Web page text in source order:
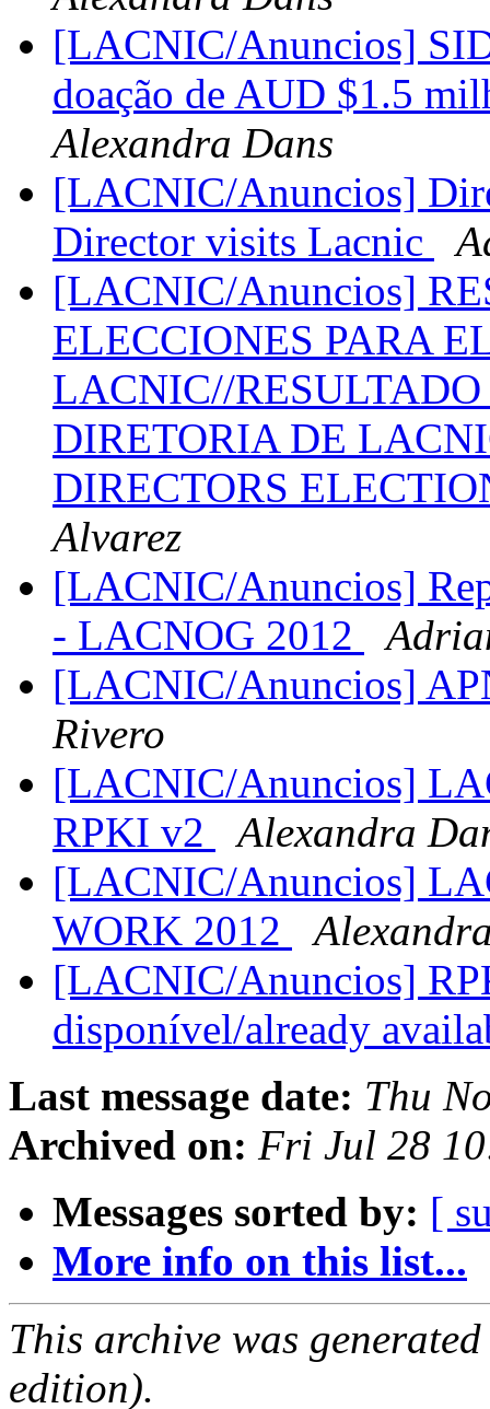
[LACNIC/Anuncios]
doação de AUD $1.5
Alexandra Dans
[LACNIC/Anuncios]
Director visits Lacnic
[LACNIC/Anuncios]
ELECCIONES PARA
LACNIC//
DIRETORIA DE
DIRECTORS
Alvarez
[LACNIC/Anuncios]
- LACNOG 2012
[LACNIC/Anuncios]
Rivero
[LACNIC/Anuncios]
RPKI v2
Alexandra
[LACNIC/Anuncios]
WORK 2012
[LACNIC/Anuncios]
disponível/already
Last message date: Thu
Archived on: Fri Jul 28
Messages sorted by: [
More info on this list...
This archive was
edition).